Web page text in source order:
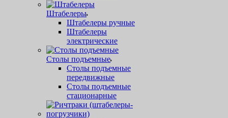
Штабелеры
Штабелеры ручные
Штабелеры
электрические
Столы подъемные
Столы подъемные
передвижные
Столы подъемные
стационарные